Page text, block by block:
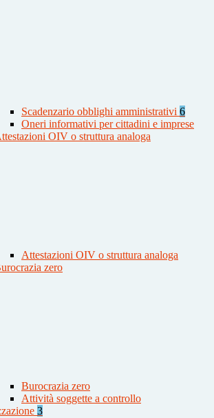
Scadenzario obblighi amministrativi 6
Oneri informativi per cittadini e imprese
OIV o struttura analoga
Attestazioni OIV o struttura analoga
zero
Burocrazia zero
Attività soggette a controllo
3